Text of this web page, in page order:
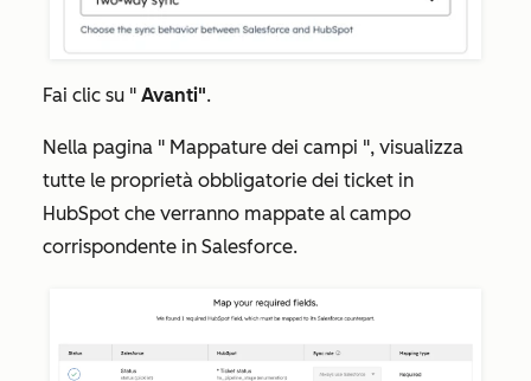
Fai clic su " Avanti".
Nella pagina " Mappature dei campi ", visualizza
tutte le proprietà obbligatorie dei ticket in
HubSpot che verranno mappate al campo
corrispondente in Salesforce.